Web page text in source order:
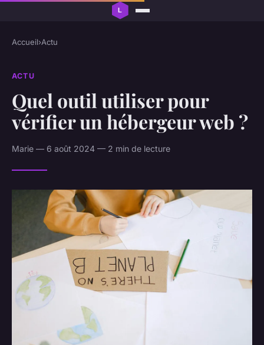
Accueil›Actu
ACTU
Quel outil utiliser pour
vérifier un hébergeur web ?
Marie — 6 août 2024 — 2 min de lecture